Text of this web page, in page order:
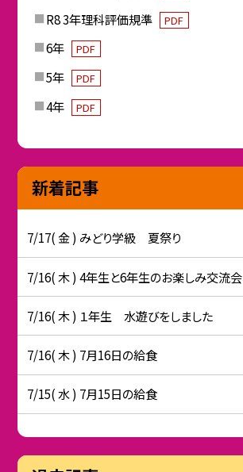
R8 3年理科評価規準 PDF
6年 PDF
5年 PDF
4年 PDF
新着記事
7/17( 金 ) みどり学級 夏祭り
7/16( 木 ) 4年生と6年生のお楽しみ交流会
7/16( 木 ) １年生 水遊びをしました
7/16( 木 ) 7月16日の給食
7/15( 水 ) 7月15日の給食